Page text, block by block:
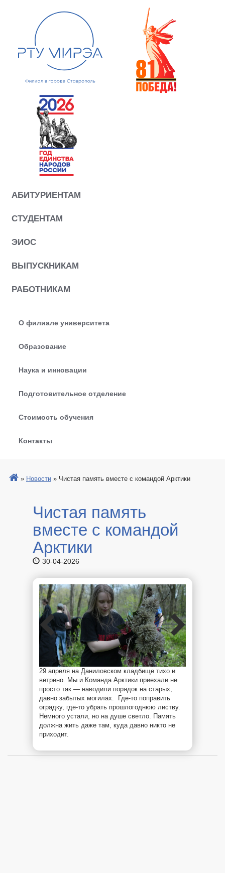
АБИТУРИЕНТАМ
СТУДЕНТАМ
ЭИОС
ВЫПУСКНИКАМ
РАБОТНИКАМ
О филиале университета
Образование
Наука и инновации
Подготовительное отделение
Стоимость обучения
Контакты
» Новости » Чистая память вместе с командой Арктики
Чистая память
вместе с командой
Арктики
30-04-2026
29 апреля на Даниловском кладбище тихо и
ветрено. Мы и Команда Арктики приехали не
просто так — наводили порядок на старых,
давно забытых могилах. Где-то поправить
оградку, где-то убрать прошлогоднюю листву.
Немного устали, но на душе светло. Память
должна жить даже там, куда давно никто не
приходит.